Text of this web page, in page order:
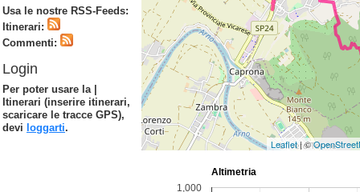
Leaflet| ©
Usa le nostre RSS-Feeds:
Itinerari:
Commenti:
Login
Per poter usare la |
Itinerari (inserire itinerari,
scaricare le tracce GPS),
devi loggarti.